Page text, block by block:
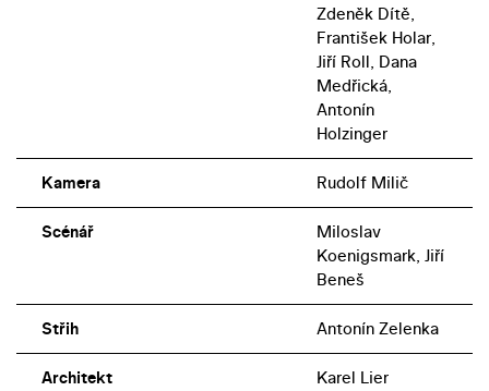
Zdeněk Dítě,
František Holar,
Jiří Roll, Dana
Medřická,
Antonín
Holzinger
Kamera Rudolf Milič
Scénář
Miloslav
Koenigsmark, Jiří
Beneš
Střih Antonín Zelenka
Architekt Karel Lier